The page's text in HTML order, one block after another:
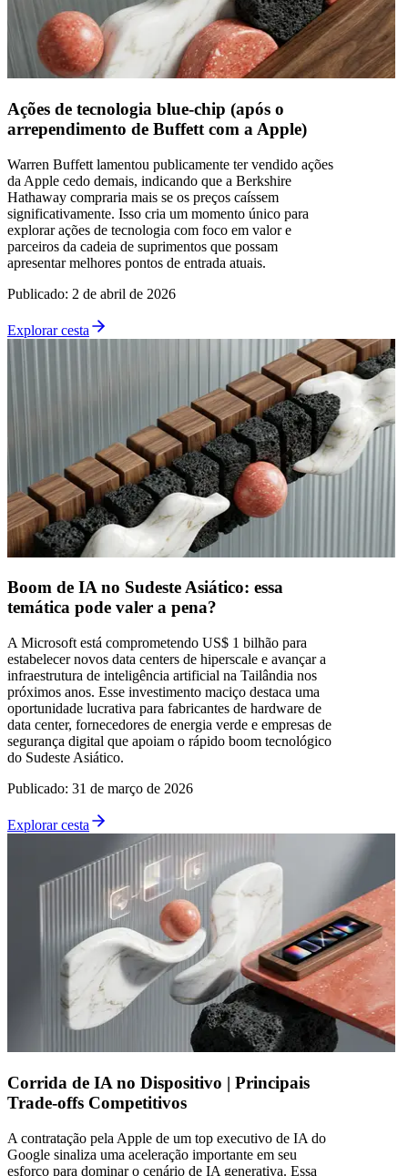
Ações de tecnologia blue-chip (após o
arrependimento de Buffett com a Apple)
Warren Buffett lamentou publicamente ter vendido ações
da Apple cedo demais, indicando que a Berkshire
Hathaway compraria mais se os preços caíssem
significativamente. Isso cria um momento único para
explorar ações de tecnologia com foco em valor e
parceiros da cadeia de suprimentos que possam
apresentar melhores pontos de entrada atuais.
Publicado: 2 de abril de 2026
Explorar cesta
Boom de IA no Sudeste Asiático: essa
temática pode valer a pena?
A Microsoft está comprometendo US$ 1 bilhão para
estabelecer novos data centers de hiperscale e avançar a
infraestrutura de inteligência artificial na Tailândia nos
próximos anos. Esse investimento maciço destaca uma
oportunidade lucrativa para fabricantes de hardware de
data center, fornecedores de energia verde e empresas de
segurança digital que apoiam o rápido boom tecnológico
do Sudeste Asiático.
Publicado: 31 de março de 2026
Explorar cesta
Corrida de IA no Dispositivo | Principais
Trade-offs Competitivos
A contratação pela Apple de um top executivo de IA do
Google sinaliza uma aceleração importante em seu
esforço para dominar o cenário de IA generativa. Essa